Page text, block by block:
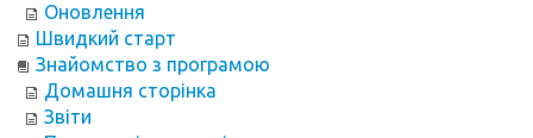
Оновлення
Швидкий старт
Знайомство з програмою
Домашня сторінка
Звіти